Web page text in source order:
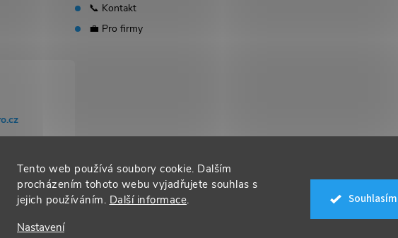
Tento web používá soubory cookie. Dalším
procházením tohoto webu vyjadřujete souhlas s
jejich používáním. Další informace.
Nastavení
Souhlasím
📞 Kontakt
💼 Pro firmy
cookies